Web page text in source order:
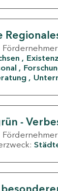
-